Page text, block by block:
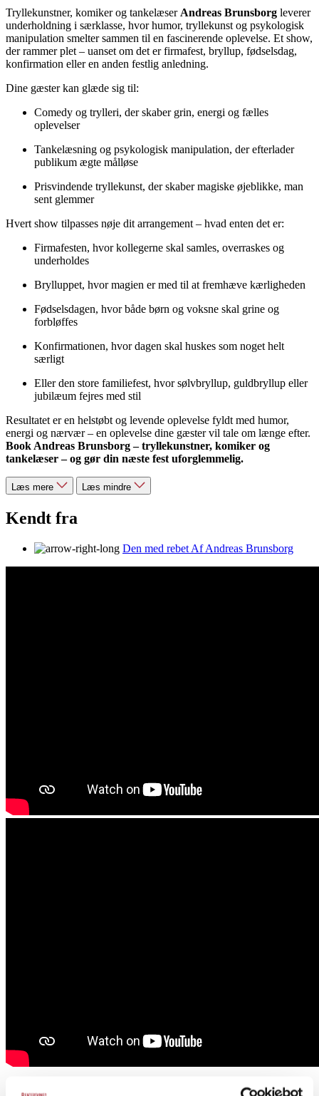
Tryllekunstner, komiker og tankelæserAndreas Brunsborg leverer
underholdning i særklasse, hvor humor, tryllekunst og psykologisk
manipulation smelter sammen til en fascinerende oplevelse. Et show,
der rammer plet – uanset om det er firmafest, bryllup, fødselsdag,
konfirmation eller en anden festlig anledning.
Dine gæster kan glæde sig til:
Comedy og trylleri, der skaber grin, energi og fælles
oplevelser
Tankelæsning og psykologisk manipulation, der efterlader
publikum ægte målløse
Prisvindende tryllekunst, der skaber magiske øjeblikke, man
sent glemmer
Hvert show tilpasses nøje dit arrangement – hvad enten det er:
Firmafesten, hvor kollegerne skal samles, overraskes og
underholdes
Brylluppet, hvor magien er med til at fremhæve kærligheden
Fødselsdagen, hvor både børn og voksne skal grine og
forbløffes
Konfirmationen, hvor dagen skal huskes som noget helt
særligt
Eller den store familiefest, hvor sølvbryllup, guldbryllup eller
jubilæum fejres med stil
Resultatet er en helstøbt og levende oplevelse fyldt med humor,
energi og nærvær – en oplevelse dine gæster vil tale om længe efter.
Book Andreas Brunsborg – tryllekunstner, komiker og
tankelæser – og gør din næste fest uforglemmelig.
Læs mere Læs mindre
Kendt fra
Den med rebet Af Andreas Brunsborg